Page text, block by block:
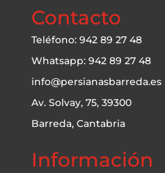
Contacto
Teléfono: 942 89 27 48
Whatsapp: 942 89 27 48
info@persianasbarreda.es
Av. Solvay, 75, 39300
Barreda, Cantabria
Información